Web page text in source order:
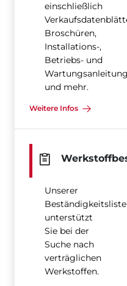
einschließlich
Broschüren,
Installations-,
Betriebs- und
und mehr.
Weitere Infos
Unserer
Beständigkeitsliste
unterstützt
Sie bei der
Suche nach
verträglichen
Werkstoffen.